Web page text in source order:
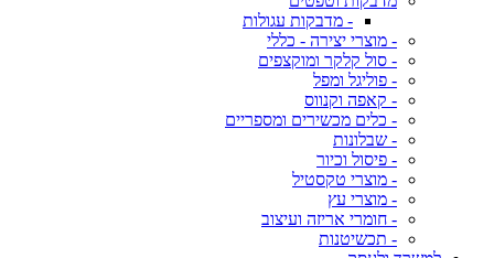
- מדבקות עגולות
- מוצרי יצירה - כללי
- סול קלקר ומוקצפים
- פוליגל ומפל
- קאפה וקנווס
- כלים מכשירים ומספריים
- שבלונות
- פיסול וכיור
- מוצרי טקסטיל
- מוצרי עץ
- חומרי אריזה ועיצוב
- תכשיטנות